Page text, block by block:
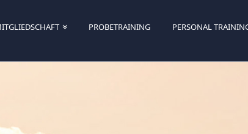
PROBETRAINING PERSONAL